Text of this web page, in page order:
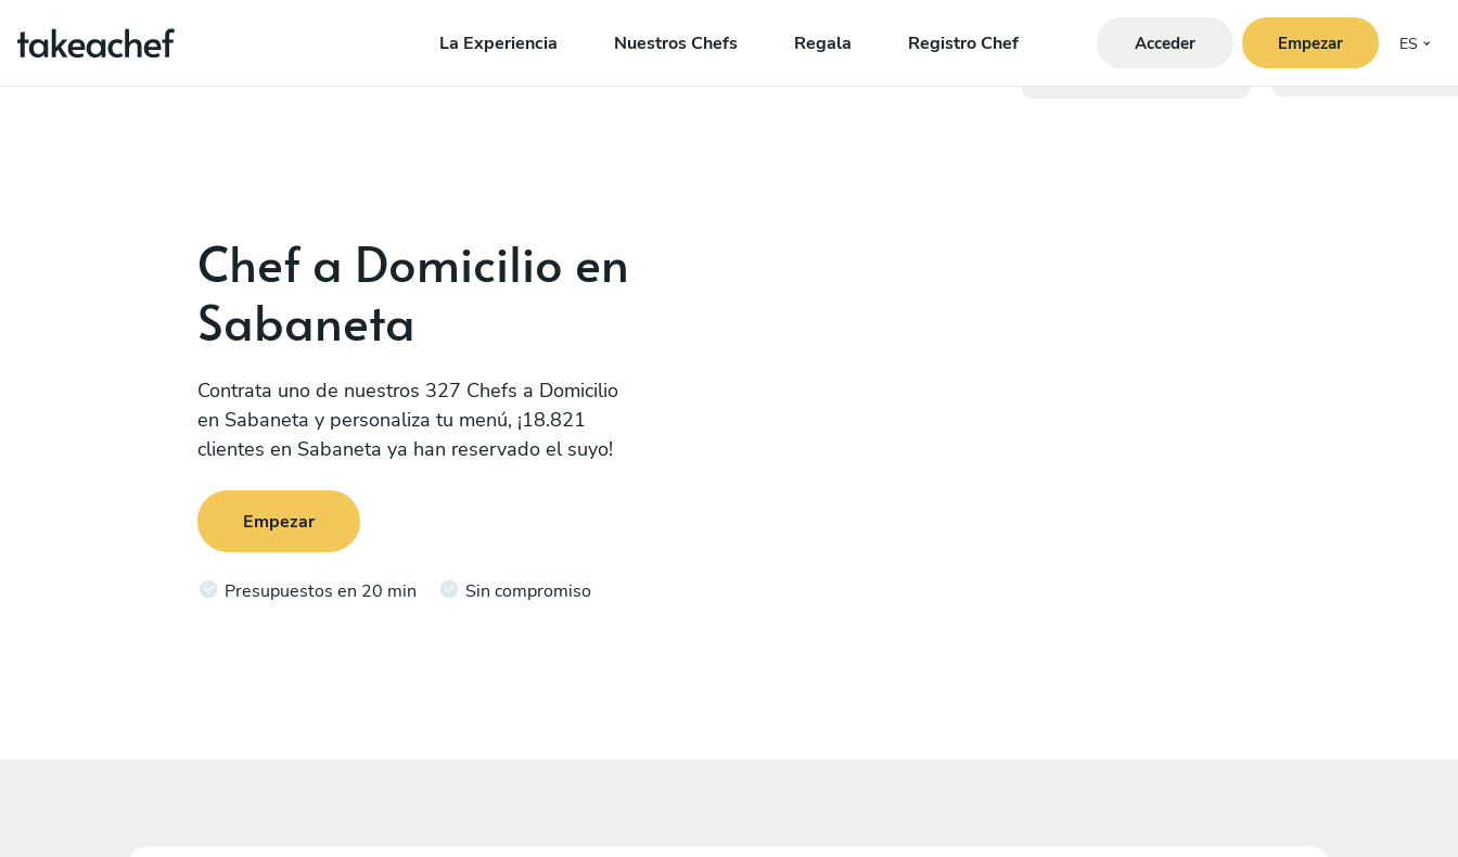
La Experiencia Nuestros Chefs Regala Registro Chef Acceder Empezar ES
Chef a Domicilio en
Sabaneta
Contrata uno de nuestros 327 Chefs a Domicilio
en Sabaneta y personaliza tu menú, ¡18.821
clientes en Sabaneta ya han reservado el suyo!
Empezar
Presupuestos en 20 min Sin compromiso